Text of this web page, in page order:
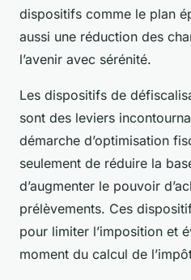
dispositifs comme le plan
aussi une réduction des
l’avenir avec sérénité.
Les dispositifs de
sont des leviers
démarche d’optimisation
seulement de réduire la
d’augmenter le pouvoir
prélèvements. Ces
pour limiter l’imposition et
moment du calcul de